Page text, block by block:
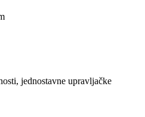
jednostavne upravljačke